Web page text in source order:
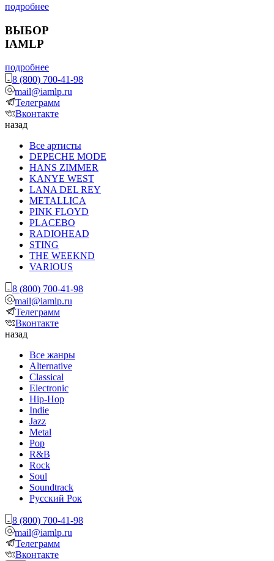
подробнее
ВЫБОР
IAMLP
подробнее
8 (800) 700-41-98
mail@iamlp.ru
Телеграмм
Вконтакте
назад
Все артисты
DEPECHE MODE
HANS ZIMMER
KANYE WEST
LANA DEL REY
METALLICA
PINK FLOYD
PLACEBO
RADIOHEAD
STING
THE WEEKND
VARIOUS
8 (800) 700-41-98
mail@iamlp.ru
Телеграмм
Вконтакте
назад
Все жанры
Alternative
Classical
Electronic
Hip-Hop
Indie
Jazz
Metal
Pop
R&B
Rock
Soul
Soundtrack
Русский Рок
8 (800) 700-41-98
mail@iamlp.ru
Телеграмм
Вконтакте